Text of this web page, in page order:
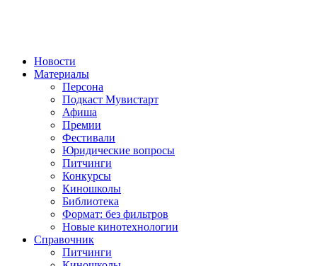
Новости
Материалы
Персона
Подкаст Мувистарт
Афиша
Премии
Фестивали
Юридические вопросы
Питчинги
Конкурсы
Киношколы
Библиотека
Формат: без фильтров
Новые кинотехнологии
Справочник
Питчинги